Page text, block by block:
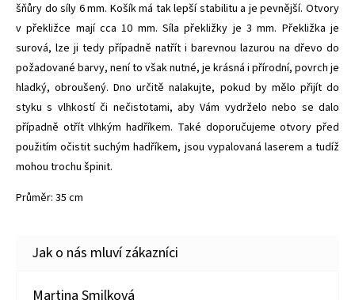
šňůry do síly 6 mm. Košík má tak lepší stabilitu a je pevnější. Otvory
v překližce mají cca 10 mm. Síla překližky je 3 mm. Překližka je
surová, lze ji tedy případně natřít i barevnou lazurou na dřevo do
požadované barvy, není to však nutné, je krásná i přírodní, povrch je
hladký, obroušený. Dno určitě nalakujte, pokud by mělo přijít do
styku s vlhkostí či nečistotami, aby Vám vydrželo nebo se dalo
případně otřít vlhkým hadříkem. Také doporučujeme otvory před
použitím očistit suchým hadříkem, jsou vypalovaná laserem a tudíž
mohou trochu špinit.
Průměr: 35 cm
Martina Smilková